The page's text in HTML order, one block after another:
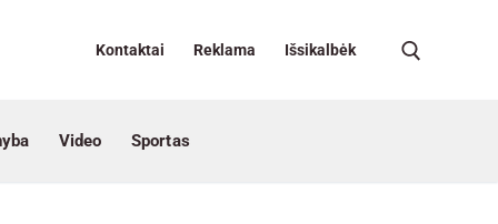
Kontaktai Reklama Išsikalbėk
Video Sportas